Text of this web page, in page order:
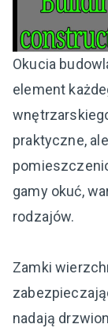
Okucia
element
praktyczne,
gamy okuć,
rodzajów.
Zamki
nadają